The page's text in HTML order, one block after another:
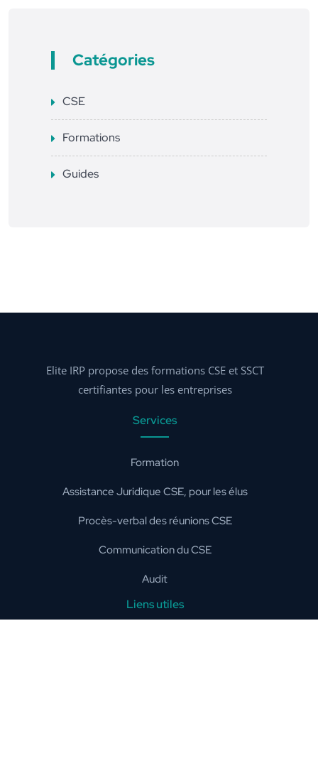
Catégories
CSE
Formations
Guides
Elite IRP propose des formations CSE et SSCT
certifiantes pour les entreprises
Services
Formation
Assistance Juridique CSE, pour les élus
Procès-verbal des réunions CSE
Communication du CSE
Audit
Liens utiles